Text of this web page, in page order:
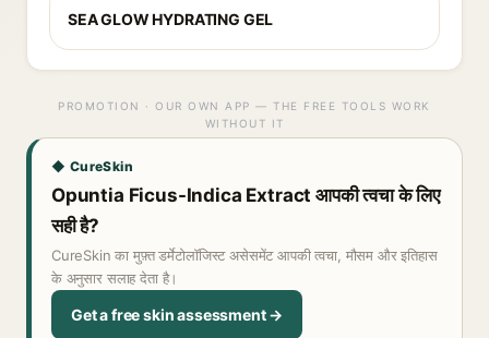
SEA GLOW HYDRATING GEL
PROMOTION · OUR OWN APP — THE FREE TOOLS WORK
WITHOUT IT
◆ CureSkin
Opuntia Ficus-Indica Extract आपकी त्वचा के लिए
सही है?
CureSkin का मुफ़्त डर्मेटोलॉजिस्ट असेसमेंट आपकी त्वचा, मौसम और इतिहास
के अनुसार सलाह देता है।
Get a free skin assessment →